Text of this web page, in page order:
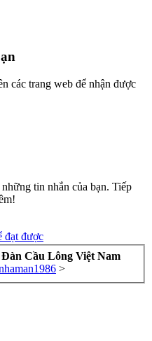
các trang web để nhận được
tin nhắn của bạn. Tiếp
đạt được
Cầu Lông Việt Nam
>